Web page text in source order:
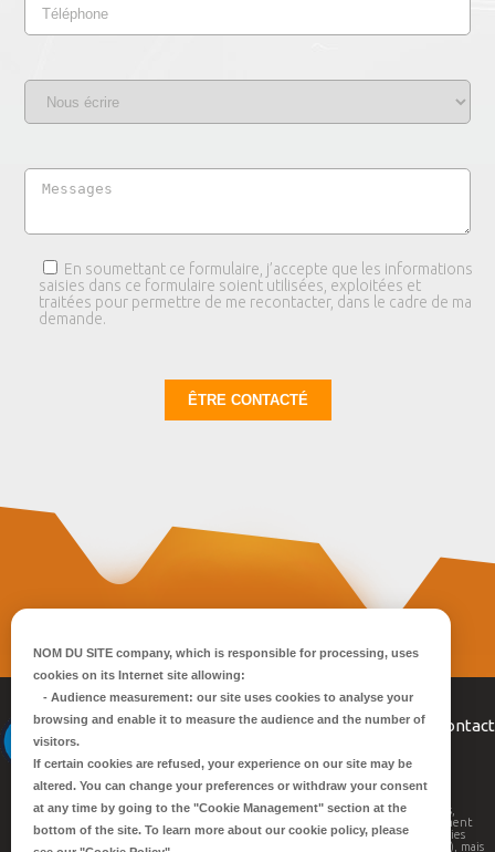
En soumettant ce formulaire, j’accepte que les informations
saisies dans ce formulaire soient utilisées, exploitées et
traitées pour permettre de me recontacter, dans le cadre de ma
demande.
Politique de
Qui
nous ?
Nos
faire
Contact
industrielles, ferroviaires, militaires, nucléaires, énergies,
marines… des silencieux, tubes et systèmes d’échappement
complets, tuyauteries, périphériques moteurs (tuyauteries
d’eau, d’aspiration d’air, d’huiles, de gasoil et de mesure), mais
NOM DU SITE company, which is responsible for processing, uses
cookies on its Internet site allowing:
- Audience measurement: our site uses cookies to analyse your
browsing and enable it to measure the audience and the number of
visitors.
If certain cookies are refused, your experience on our site may be
altered. You can change your preferences or withdraw your consent
at any time by going to the "Cookie Management" section at the
bottom of the site. To learn more about our cookie policy, please